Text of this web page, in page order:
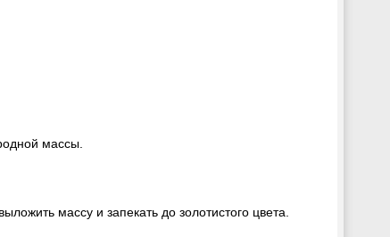
массы.
массу и запекать до золотистого цвета.